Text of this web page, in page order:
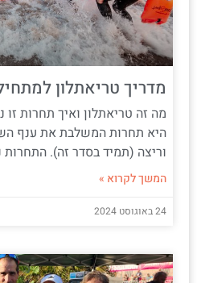
מדריך טריאתלון
מה זה טריאתלון ואיך תחרות
היא תחרות המשלבת את ענף
וריצה (תמיד בסדר זה).
המשך לקרוא »
24 באוגוסט 2024